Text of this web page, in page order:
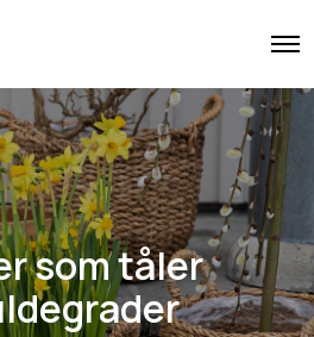
O
e
n
M
e
n
u
som tåler